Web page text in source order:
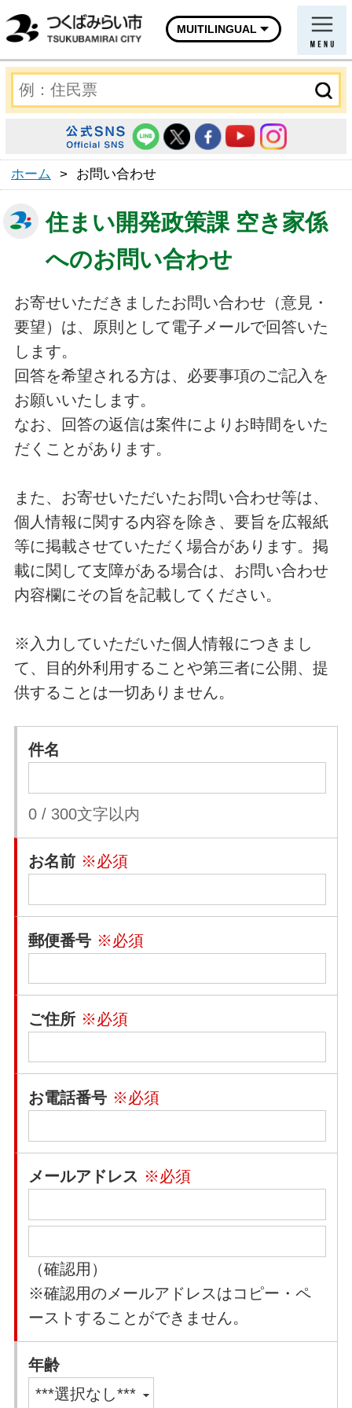
MUITILINGUAL
ホーム > お問い合わせ
住まい開発政策課 空き家係
へのお問い合わせ
お寄せいただきましたお問い合わせ（意見・
要望）は、原則として電子メールで回答いた
します。
回答を希望される方は、必要事項のご記入を
お願いいたします。
なお、回答の返信は案件によりお時間をいた
だくことがあります。
また、お寄せいただいたお問い合わせ等は、
個人情報に関する内容を除き、要旨を広報紙
等に掲載させていただく場合があります。掲
載に関して支障がある場合は、お問い合わせ
内容欄にその旨を記載してください。
※入力していただいた個人情報につきまし
て、目的外利用することや第三者に公開、提
供することは一切ありません。
件名
0 / 300文字以内
お名前 ※必須
郵便番号 ※必須
ご住所 ※必須
お電話番号 ※必須
メールアドレス ※必須
（確認用）
※確認用のメールアドレスはコピー・ペ
ーストすることができません。
年齢